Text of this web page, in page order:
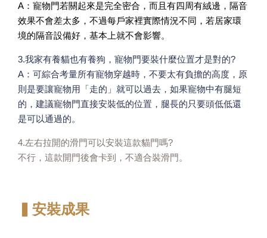
A：寵物門若關起來是完全密合，而且有四周有絨邊，隔音
效果不會差太多，不過每戶家裡實際情況不同，若居家環
境的隔音設備好，基本上就不會影響。
3.我家有養貓也有養狗，寵物門要裝什麼位置才是對的?
A：可綜合考量所有寵物穿越時，不要太有負擔的高度，原
則是要讓寵物用「走的」就可以過去，如果寵物中有腿短
的，建議寵物門直接安裝低的位置，腿長的只要頭低低還
是可以通過的。
4.左右拉開的滑門可以安裝這款貓門嗎?
不行，這款開門後會卡到，不適合裝滑門。
▍安裝成果